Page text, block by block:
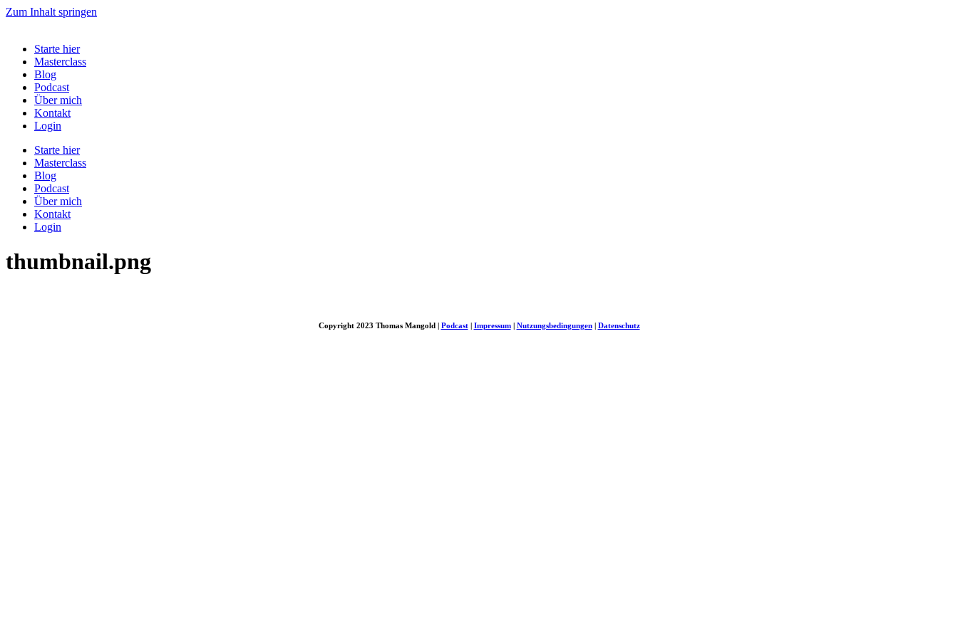
Zum Inhalt springen
Starte hier
Masterclass
Blog
Podcast
Über mich
Kontakt
Login
Starte hier
Masterclass
Blog
Podcast
Über mich
Kontakt
Login
thumbnail.png
Copyright 2023 Thomas Mangold | Podcast| Impressum| Nutzungsbedingungen| Datenschutz